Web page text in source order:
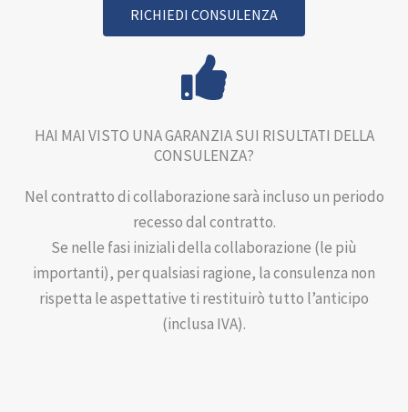
RICHIEDI CONSULENZA
HAI MAI VISTO UNA GARANZIA SUI RISULTATI DELLA
CONSULENZA?
Nel contratto di collaborazione sarà incluso un periodo
recesso dal contratto.
Se nelle fasi iniziali della collaborazione (le più
importanti), per qualsiasi ragione, la consulenza non
rispetta le aspettative ti restituirò tutto l’anticipo
(inclusa IVA).